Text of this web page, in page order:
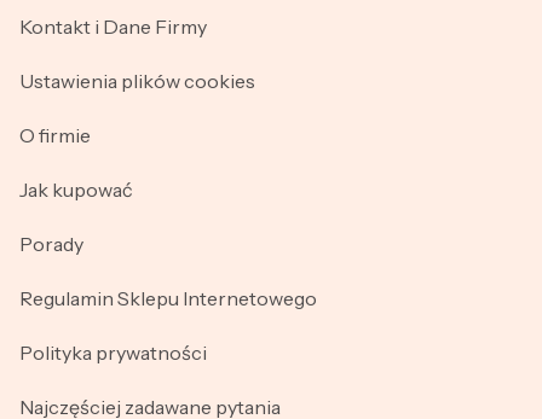
Kontakt i Dane Firmy
Ustawienia plików cookies
O firmie
Jak kupować
Porady
Regulamin Sklepu Internetowego
Polityka prywatności
Najczęściej zadawane pytania